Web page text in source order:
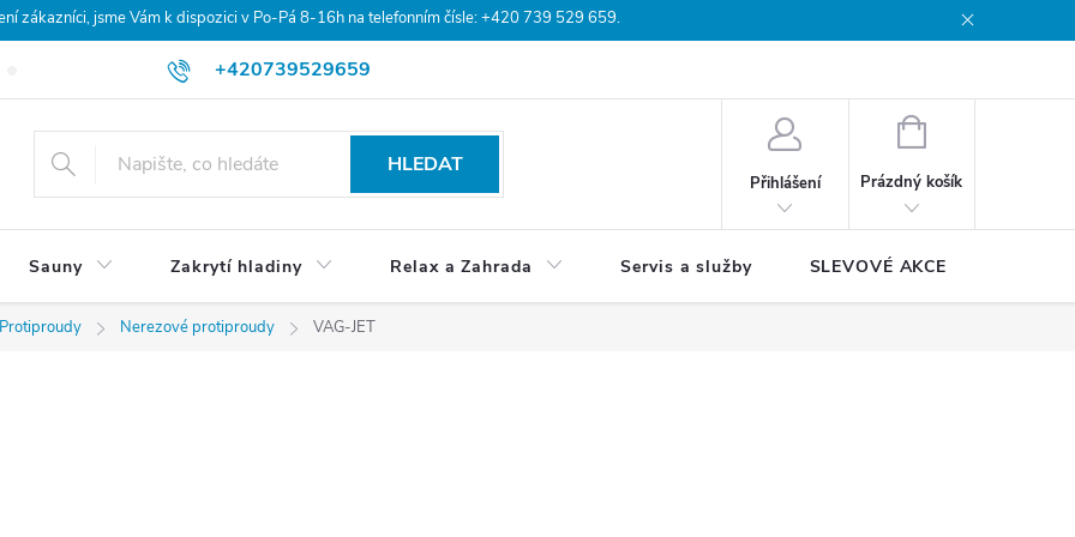
zákazníci, jsme Vám k dispozici v Po-Pá 8-16h na telefonním čísle: +420 739 529 659.
+420739529659
Hodnocení obchodu Doprava a platba
HLEDAT
Přihlášení
NÁKUPNÍ
Prázdný košík
Sauny Zakrytí hladiny Relax a Zahrada Servis a služby SLEVOVÉ AKCE
Protiproudy Nerezové protiproudy VAG-JET